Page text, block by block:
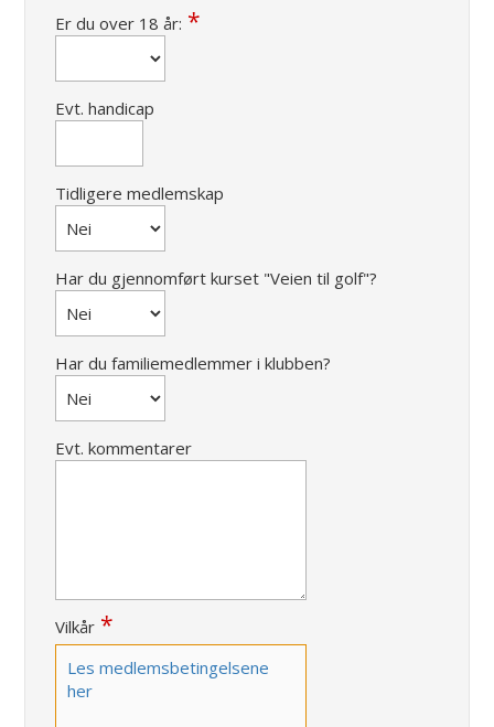
Er du over 18 år:
Evt. handicap
Tidligere medlemskap
Har du gjennomført kurset "Veien til golf"?
Har du familiemedlemmer i klubben?
Evt. kommentarer
Vilkår
Les medlemsbetingelsene
her